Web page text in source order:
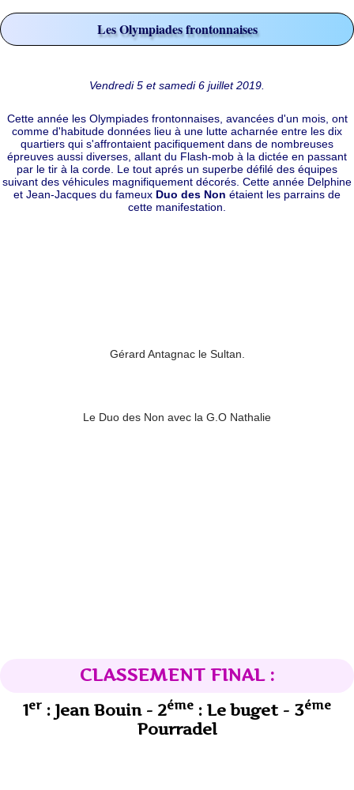
Les Olympiades frontonnaises
Vendredi 5 et samedi 6 juillet 2019.
Cette année les Olympiades frontonnaises, avancées d'un mois, ont
comme d'habitude données lieu à une lutte acharnée entre les dix
quartiers qui s'affrontaient pacifiquement dans de nombreuses
épreuves aussi diverses, allant du Flash-mob à la dictée en passant
par le tir à la corde. Le tout aprés un superbe défilé des équipes
suivant des véhicules magnifiquement décorés. Cette année Delphine
et Jean-Jacques du fameux Duo des Non étaient les parrains de
cette manifestation.
Gérard Antagnac le Sultan.
Le Duo des Non avec la G.O Nathalie
CLASSEMENT FINAL :
1er : Jean Bouin - 2éme : Le buget - 3éme
Pourradel